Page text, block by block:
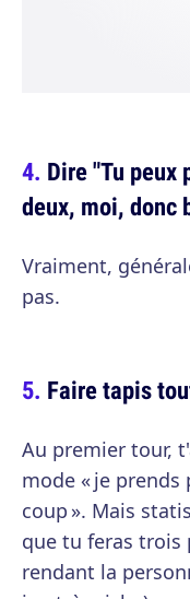
Dire "Tu peux
deux, moi, donc
Vraiment,
pas.
Faire tapis
Au premier tour,
mode « je
coup ». Mais
que tu feras trois
rendant la